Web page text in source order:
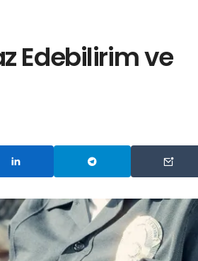
Edebilirim ve